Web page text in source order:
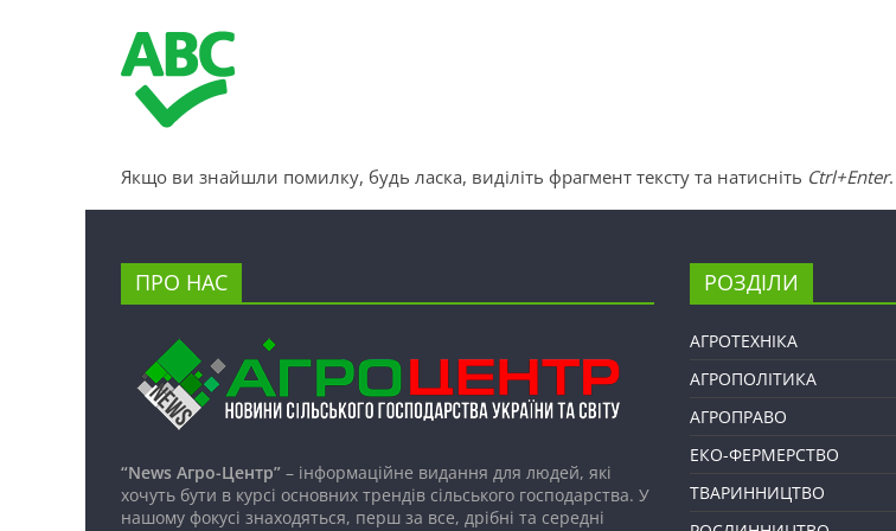
Якщо ви знайшли помилку, будь ласка, виділіть фрагмент тексту та натисніть Ctrl+Enter.
ПРО НАС
“News Агро-Центр” – інформаційне видання для людей, які
хочуть бути в курсі основних трендів сільського господарства. У
нашому фокусі знаходяться, перш за все, дрібні та середні
РОЗДІЛИ
АГРОТЕХНІКА
АГРОПОЛІТИКА
АГРОПРАВО
ЕКО-ФЕРМЕРСТВО
ТВАРИННИЦТВО